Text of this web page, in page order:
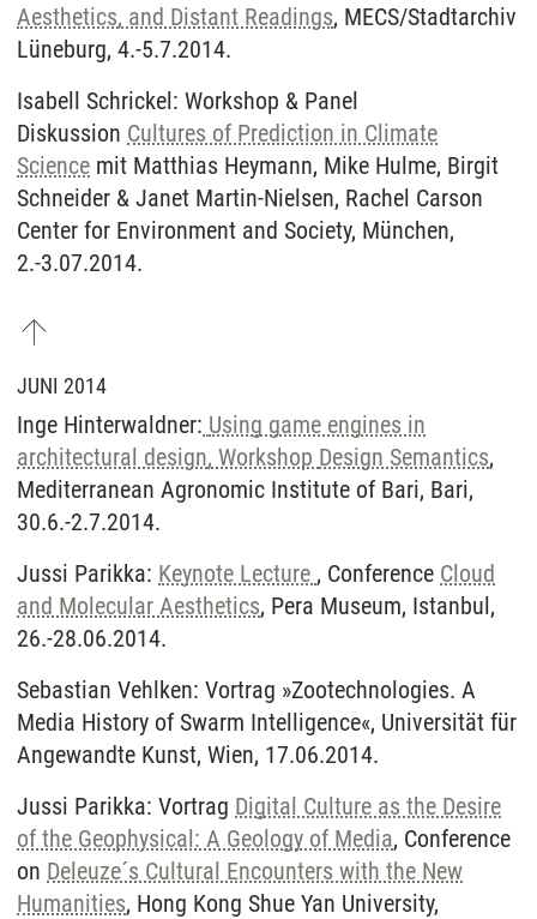
Aesthetics, and Distant Readings, MECS/Stadtarchiv
Lüneburg, 4.-5.7.2014.
Isabell Schrickel: Workshop & Panel
Diskussion Cultures of Prediction in Climate
Science mit Matthias Heymann, Mike Hulme, Birgit
Schneider & Janet Martin-Nielsen, Rachel Carson
Center for Environment and Society, München,
2.-3.07.2014.
JUNI 2014
Inge Hinterwaldner: Using game engines in
architectural design, Workshop Design Semantics,
Mediterranean Agronomic Institute of Bari, Bari,
30.6.-2.7.2014.
Jussi Parikka: Keynote Lecture , Conference Cloud
and Molecular Aesthetics, Pera Museum, Istanbul,
26.-28.06.2014.
Sebastian Vehlken: Vortrag »Zootechnologies. A
Media History of Swarm Intelligence«, Universität für
Angewandte Kunst, Wien, 17.06.2014.
Jussi Parikka: Vortrag Digital Culture as the Desire
of the Geophysical: A Geology of Media, Conference
on Deleuze´s Cultural Encounters with the New
Humanities, Hong Kong Shue Yan University,